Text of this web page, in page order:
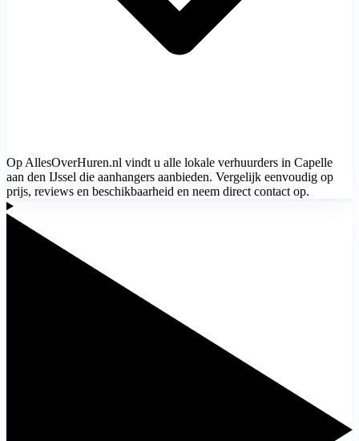
Op AllesOverHuren.nl vindt u alle lokale verhuurders in Capelle
aan den IJssel die aanhangers aanbieden. Vergelijk eenvoudig op
prijs, reviews en beschikbaarheid en neem direct contact op.